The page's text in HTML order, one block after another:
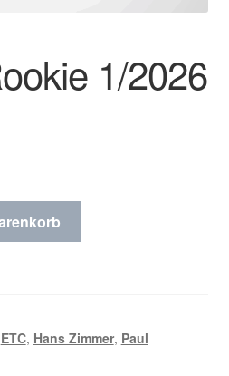
1/2026
ETC, Hans Zimmer, Paul